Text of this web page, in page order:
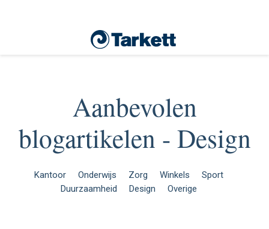
Aanbevolen
blogartikelen - Design
Kantoor Onderwijs Zorg Winkels
Sport
Duurzaamheid
Design Overige